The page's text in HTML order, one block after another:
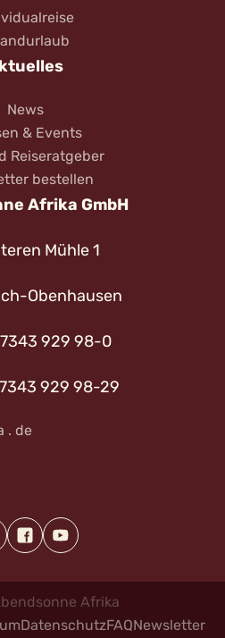
News
& Events
Reiseratgeber
bestellen
Afrika GmbH
Mühle 1
Obenhausen
929 98-0
929 98-29
. de
Afrika
DatenschutzFAQNewsletter